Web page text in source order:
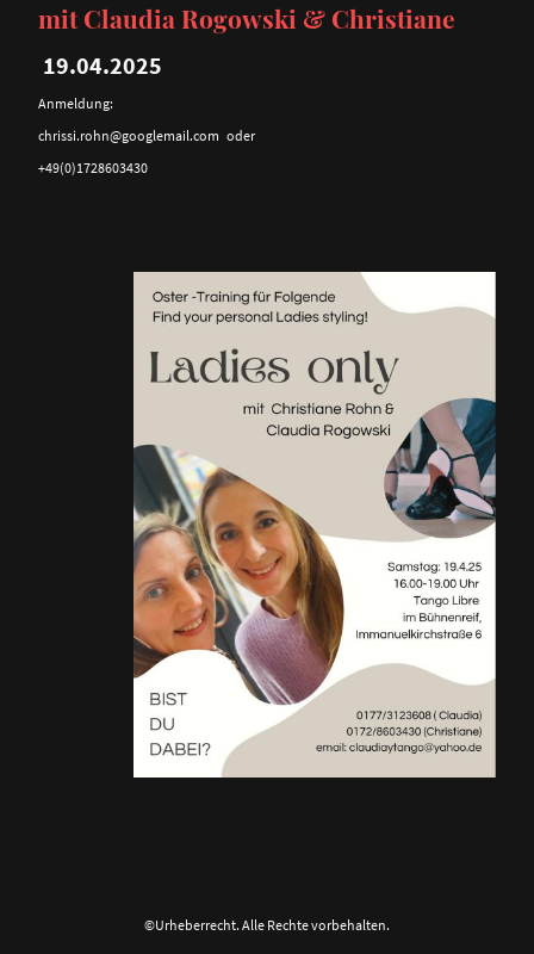
mit Claudia Rogowski & Christiane
19.04.2025
Anmeldung:
chrissi.rohn@googlemail.com oder
+49(0)1728603430
©Urheberrecht. Alle Rechte vorbehalten.